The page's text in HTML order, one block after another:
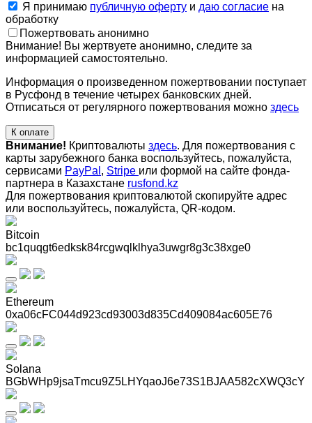
Я принимаю публичную оферту и даю согласие на
обработку
Пожертвовать анонимно
Внимание! Вы жертвуете анонимно, следите за
информацией самостоятельно.
Информация о произведенном пожертвовании поступает
в Русфонд в течение четырех банковских дней.
Отписаться от регулярного пожертвования можно здесь
К оплате
Внимание! Криптовалюты здесь. Для пожертвования с
карты зарубежного банка воспользуйтесь, пожалуйста,
сервисами PayPal , Stripe или формой на сайте фонда-
партнера в Казахстане rusfond.kz
Для пожертвования криптовалютой скопируйте адрес
или воспользуйтесь, пожалуйста, QR-кодом.
Bitcoin
bc1quqgt6edksk84rcgwqlklhya3uwgr8g3c38xge0
Ethereum
0xa06cFC044d923cd93003d835Cd409084ac605E76
Solana
BGbWHp9jsaTmcu9Z5LHYqaoJ6e73S1BJAA582cXWQ3cY